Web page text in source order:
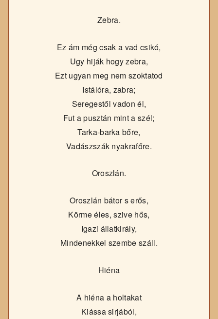
Zebra.
Ez ám még csak a vad csikó,
Ugy hiják hogy zebra,
Ezt ugyan meg nem szoktatod
Istálóra, zabra;
Seregestől vadon él,
Fut a pusztán mint a szél;
Tarka-barka bőre,
Vadászszák nyakrafőre.
Oroszlán.
Oroszlán bátor s erős,
Körme éles, szive hős,
Igazi állatkirály,
Mindenekkel szembe száll.
Hiéna
A hiéna a holtakat
Kiássa sirjából,